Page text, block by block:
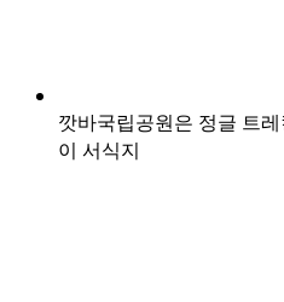
깟바국립공원은 정글 트
이 서식지